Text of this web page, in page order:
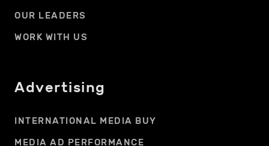
OUR LEADERS
WORK WITH US
Advertising
INTERNATIONAL MEDIA BUY
MEDIA AD PERFORMANCE